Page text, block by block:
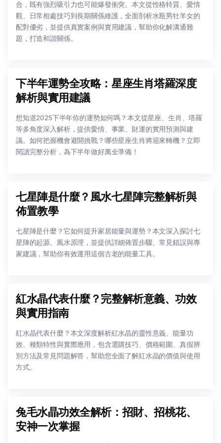
合，既有強烈吸引力也可能爆發衝突。本文從性格特質、愛情
觀、日常相處技巧到長期關係維護，全面剖析水瓶男牡羊女的
配對優劣，並提供真實案例與實用建議，幫助你化解溝通難
題，打造和諧關係。
下半年運勢全攻略：星座生肖塔羅深度
解析與實用建議
想知道2025下半年你的運勢如何嗎？本文從星座、生肖、塔羅
等多角度深入解析，提供愛情、事業、財運的實用預測與建
議。如何把握機會避開挑戰？哪些星座生肖將迎來轉機？立即
閱讀完整分析，為下半年做好萬全準備！
七星陣是什麼？風水七星陣完整解析與
佈置教學
七星陣是什麼？它如何提升家居能量與運勢？本文深入探討七
星陣的起源、風水原理，並提供詳細佈置步驟、常見錯誤與專
家建議，幫助你有效運用這個古老的能量工具。
紅水晶代表什麼？完整解析意義、功效
與實用指南
紅水晶代表什麼？本文深度解析紅水晶的靈性意義、能量功
效、種類特性與實際應用，包含選購技巧、價格範圍、真假辨
別方法及常見問題解答，幫助您全面了解紅水晶的價值與使用
方式。
兔毛水晶功效全解析：招財、招桃花、
安神一次掌握